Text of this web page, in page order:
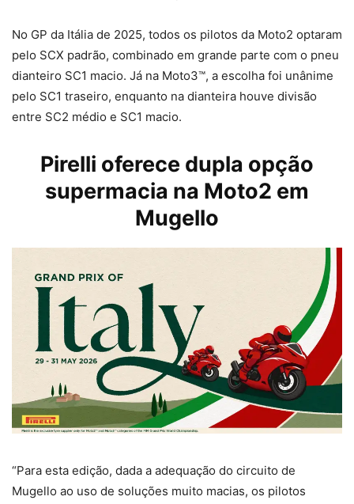
No GP da Itália de 2025, todos os pilotos da Moto2 optaram
pelo SCX padrão, combinado em grande parte com o pneu
dianteiro SC1 macio. Já na Moto3™, a escolha foi unânime
pelo SC1 traseiro, enquanto na dianteira houve divisão
entre SC2 médio e SC1 macio.
Pirelli oferece dupla opção
supermacia na Moto2 em
Mugello
“Para esta edição, dada a adequação do circuito de
Mugello ao uso de soluções muito macias, os pilotos